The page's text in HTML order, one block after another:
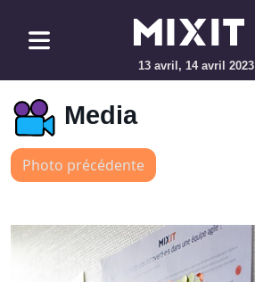
13 avril, 14 avril 2023
Media
Photo précédente